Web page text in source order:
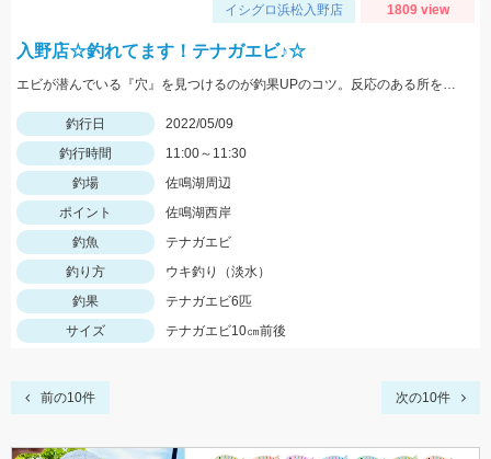
イシグロ浜松入野店 1809 view
入野店☆釣れてます！テナガエビ♪☆
エビが潜んでいる『穴』を見つけるのが釣果UPのコツ。反応のある所を探してみよう。
釣行日
2022/05/09
釣行時間
11:00～11:30
釣場
佐鳴湖周辺
ポイント
佐鳴湖西岸
釣魚
テナガエビ
釣り方
ウキ釣り（淡水）
釣果
テナガエビ6匹
サイズ
テナガエビ10㎝前後
前の10件 次の10件